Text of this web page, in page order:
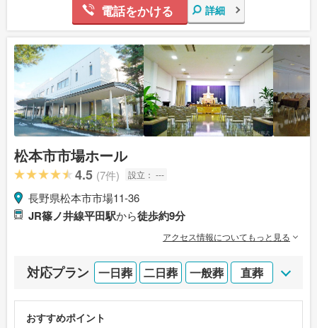
電話をかける 詳細
松本市市場ホール
4.5 (7件) 設立： ---
長野県松本市市場11-36
JR篠ノ井線平田駅から徒歩約9分
アクセス情報についてもっと見る
対応プラン 一日葬 二日葬 一般葬 直葬
おすすめポイント